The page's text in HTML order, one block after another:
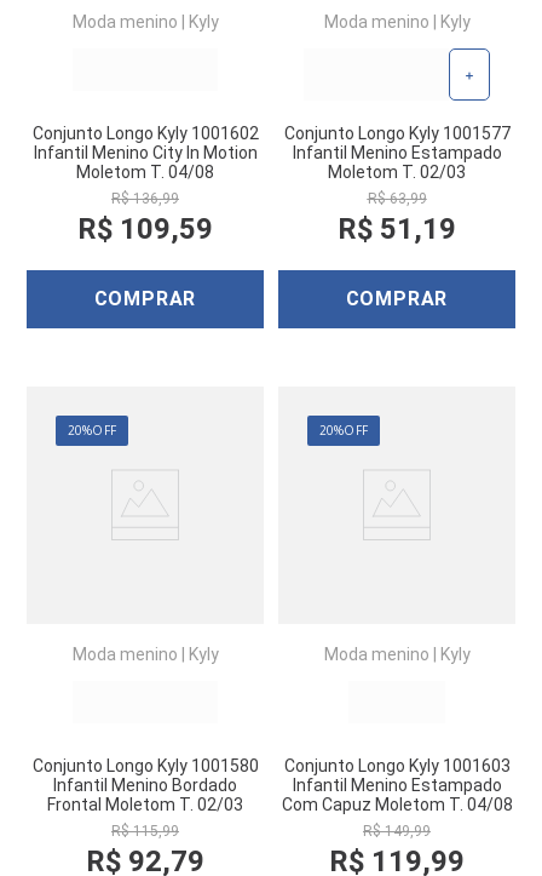
Moda menino Kyly
Conjunto Longo Kyly 1001602
Infantil Menino City In Motion
Moletom T. 04/08
R$ 136,99
R$ 109,59
COMPRAR
Moda menino Kyly
+
Conjunto Longo Kyly 1001577
Infantil Menino Estampado
Moletom T. 02/03
R$ 63,99
R$ 51 ,19
COMPRAR
Moda menino Kyly
Conjunto Longo Kyly 1001580
Infantil Menino Bordado
Frontal Moletom T. 02/03
20%OFF
R$ 115,99
R$ 92,79
Moda menino Kyly
Conjunto Longo Kyly 1001603
Infantil Menino Estampado
Com Capuz Moletom T. 04/08
20%OFF
R$ 149,99
R$ 119,99